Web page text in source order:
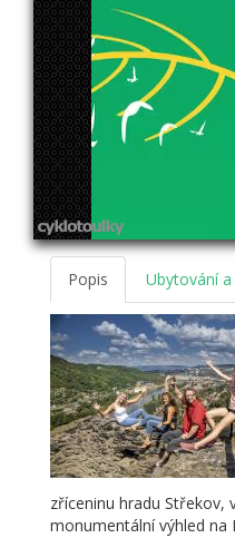
Popis Ubytování
zříceninu hradu Střekov,
monumentální výhled na